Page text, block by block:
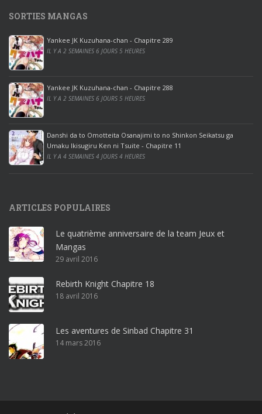
0
p
r
o
o
ff
i
c
e
2
0
1
r
o
ff
i
c
e
3
r
SORTIES MANGAS
Yankee JK Kuzuhana-chan - Chapitre 289
IL Y A 2 SEMAINES 6 JOURS 5 HEURES
Yankee JK Kuzuhana-chan - Chapitre 288
IL Y A 2 SEMAINES 6 JOURS 5 HEURES
Danshi da to Omotteita Osanajimi to no Shinkon Seikatsu ga
Umaku Ikisugiru Ken ni Tsuite - Chapitre 11
IL Y A 4 SEMAINES 4 JOURS 4 HEURES
ARTICLES POPULAIRES
Le quatrième anniversaire de la team Jeux et
Mangas
29 avril 2016
Rebirth Knight Chapitre 18
18 avril 2016
Les aventures de Sinbad Chapitre 31
14 mars 2016